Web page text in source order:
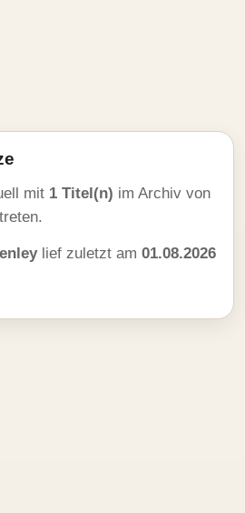
mit 1 Titel(n) im Archiv von
lief zuletzt am 01.08.2026